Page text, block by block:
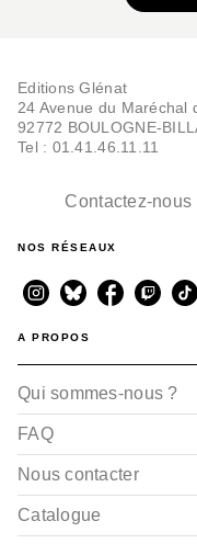
Editions Glénat
24 Avenue du Maréchal
92772 BOULOGNE-
Tel : 01.41.46.11.11
Contactez-nous
NOS RÉSEAUX
A PROPOS
Qui sommes-nous ?
FAQ
Nous contacter
Catalogue